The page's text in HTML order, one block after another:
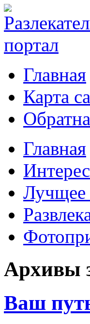
Главная
Карта
Главная
Лучщее
Архивы
Ваш